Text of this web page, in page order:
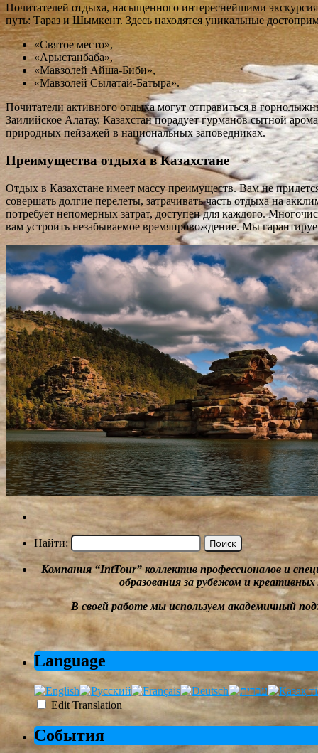
Почитателей отдыха, насыщенного интереснейшими
путь: Тараз и Шымкент. Здесь находятся уникальные
«Святое место»,
«Арыстанбаба»,
«Мавзолей Айша-Биби»,
«Мавзолей Сылатай-Батыра».
Почитатели активного отдыха могут отправиться в
Заилийское Алатау. Казахстан порадует гурманов сытной
природных пейзажей в национальных заповедниках.
Преимущества отдыха в Казахстане
Отдых в Казахстане имеет массу преимуществ. Вам не
совершать долгие перелеты, затрачивать часть отдыха на
потребует непомерных затрат, доступен для каждого.
вам устроить незабываемое времяпровождение. Мы
Найти:
Компания“IntTour” коллектив профессионалов и
образования за рубежом и креативных
В своей работе мыиспользуем академичный
Language
Edit Translation
События